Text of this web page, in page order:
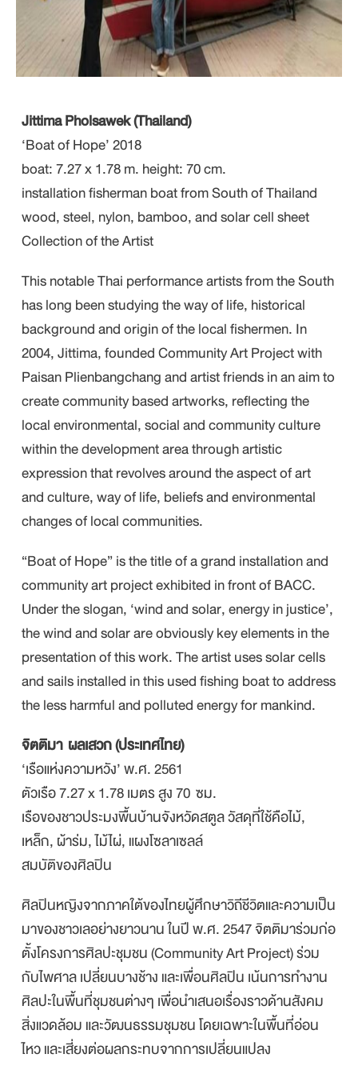
Jittima Pholsawek (Thailand)
‘Boat of Hope’ 2018
boat: 7.27 x 1.78 m. height: 70 cm.
installation fisherman boat from South of Thailand
wood, steel, nylon, bamboo, and solar cell sheet
Collection of the Artist
This notable Thai performance artists from the South
has long been studying the way of life, historical
background and origin of the local fishermen. In
2004, Jittima, founded Community Art Project with
Paisan Plienbangchang and artist friends in an aim to
create community based artworks, reflecting the
local environmental, social and community culture
within the development area through artistic
expression that revolves around the aspect of art
and culture, way of life, beliefs and environmental
changes of local communities.
“Boat of Hope” is the title of a grand installation and
community art project exhibited in front of BACC.
Under the slogan, ‘wind and solar, energy in justice’,
the wind and solar are obviously key elements in the
presentation of this work. The artist uses solar cells
and sails installed in this used fishing boat to address
the less harmful and polluted energy for mankind.
จิตติมา ผลเสวก (ประเทศไทย)
‘เรือแห่งความหวัง’ พ.ศ. 2561
ตัวเรือ 7.27 x 1.78 เมตร สูง 70 ซม.
เรือของชาวประมงพื้นบ้านจังหวัดสตูล วัสดุที่ใช้คือไม้,
เหล็ก, ผ้าร่ม, ไม้ไผ่, แผงโซลาเซลล์
สมบัติของศิลปิน
ศิลปินหญิงจากภาคใต้ของไทยผู้ศึกษาวิถีชีวิตและความเป็น
มาของชาวเลอย่างยาวนาน ในปี พ.ศ. 2547 จิตติมาร่วมก่อ
ตั้งโครงการศิลปะชุมชน (Community Art Project) ร่วม
กับไพศาล เปลี่ยนบางช้าง และเพื่อนศิลปิน เน้นการทำงาน
ศิลปะในพื้นที่ชุมชนต่างๆ เพื่อนำเสนอเรื่องราวด้านสังคม
สิ่งแวดล้อม และวัฒนธรรมชุมชน โดยเฉพาะในพื้นที่อ่อน
ไหว และเสี่ยงต่อผลกระทบจากการเปลี่ยนแปลง